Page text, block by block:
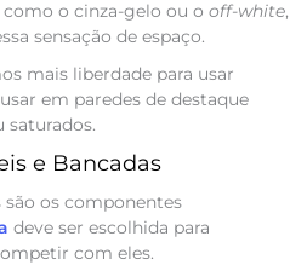
como o cinza-gelo ou o off-white,
sensação de espaço.
mais liberdade para usar
em paredes de destaque
saturados.
e Bancadas
são os componentes
deve ser escolhida para
com eles.